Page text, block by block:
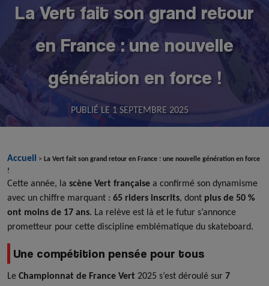
La Vert fait son grand retour
en France : une nouvelle
génération en force !
PUBLIÉ LE 1 SEPTEMBRE 2025
Accueil > La Vert fait son grand retour en France : une nouvelle génération en force
!
Cette année, la scène Vert française a confirmé son dynamisme
avec un chiffre marquant : 65 riders inscrits, dont plus de 50 %
ont moins de 17 ans. La relève est là et le futur s’annonce
prometteur pour cette discipline emblématique du skateboard.
Une compétition pensée pour tous
Le Championnat de France Vert 2025 s’est déroulé sur 7